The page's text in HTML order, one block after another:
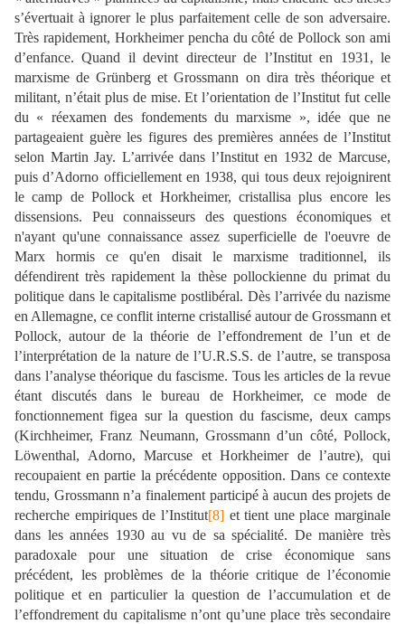
s’évertuait à ignorer le plus parfaitement celle de son adversaire.
Très rapidement, Horkheimer pencha du côté de Pollock son ami
d’enfance. Quand il devint directeur de l’Institut en 1931, le
marxisme de Grünberg et Grossmann on dira très théorique et
militant, n’était plus de mise. Et l’orientation de l’Institut fut celle
du « réexamen des fondements du marxisme », idée que ne
partageaient guère les figures des premières années de l’Institut
selon Martin Jay. L’arrivée dans l’Institut en 1932 de Marcuse,
puis d’Adorno officiellement en 1938, qui tous deux rejoignirent
le camp de Pollock et Horkheimer, cristallisa plus encore les
dissensions. Peu connaisseurs des questions économiques et
n'ayant qu'une connaissance assez superficielle de l'oeuvre de
Marx hormis ce qu'en disait le marxisme traditionnel, ils
défendirent très rapidement la thèse pollockienne du primat du
politique dans le capitalisme postlibéral. Dès l’arrivée du nazisme
en Allemagne, ce conflit interne cristallisé autour de Grossmann et
Pollock, autour de la théorie de l’effondrement de l’un et de
l’interprétation de la nature de l’U.R.S.S. de l’autre, se transposa
dans l’analyse théorique du fascisme. Tous les articles de la revue
étant discutés dans le bureau de Horkheimer, ce mode de
fonctionnement figea sur la question du fascisme, deux camps
(Kirchheimer, Franz Neumann, Grossmann d’un côté, Pollock,
Löwenthal, Adorno, Marcuse et Horkheimer de l’autre), qui
recoupaient en partie la précédente opposition. Dans ce contexte
tendu, Grossmann n’a finalement participé à aucun des projets de
recherche empiriques de l’Institut[8]et tient une place marginale
dans les années 1930 au vu de sa spécialité. De manière très
paradoxale pour une situation de crise économique sans
précédent, les problèmes de la théorie critique de l’économie
politique et en particulier la question de l’accumulation et de
l’effondrement du capitalisme n’ont qu’une place très secondaire